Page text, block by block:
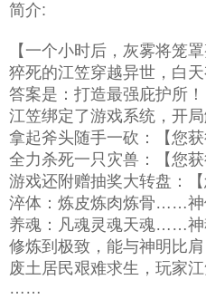
简介:
【一个小时后，灰雾将笼
猝死的江笠穿越异世，白
答案是：打造最强庇护所！
江笠绑定了游戏系统，开
拿起斧头随手一砍：【您获
全力杀死一只灾兽：【您
游戏还附赠抽奖大转盘：
淬体：炼皮炼肉炼骨……神
养魂：凡魂灵魂天魂……神
修炼到极致，能与神明比肩
废土居民艰难求生，玩家江
……